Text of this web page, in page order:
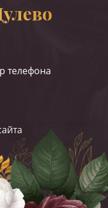
телефона